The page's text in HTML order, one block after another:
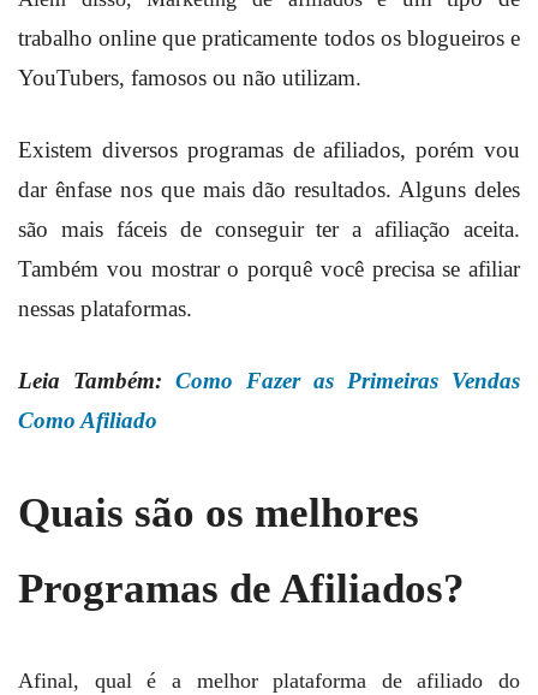
trabalho online que praticamente todos os blogueiros e
YouTubers, famosos ou não utilizam.
Existem diversos programas de afiliados, porém vou
dar ênfase nos que mais dão resultados. Alguns deles
são mais fáceis de conseguir ter a afiliação aceita.
Também vou mostrar o porquê você precisa se afiliar
nessas plataformas.
Leia Também: Como Fazer as Primeiras Vendas
Como Afiliado
Quais são os melhores
Programas de Afiliados?
Afinal, qual é a melhor plataforma de afiliado do